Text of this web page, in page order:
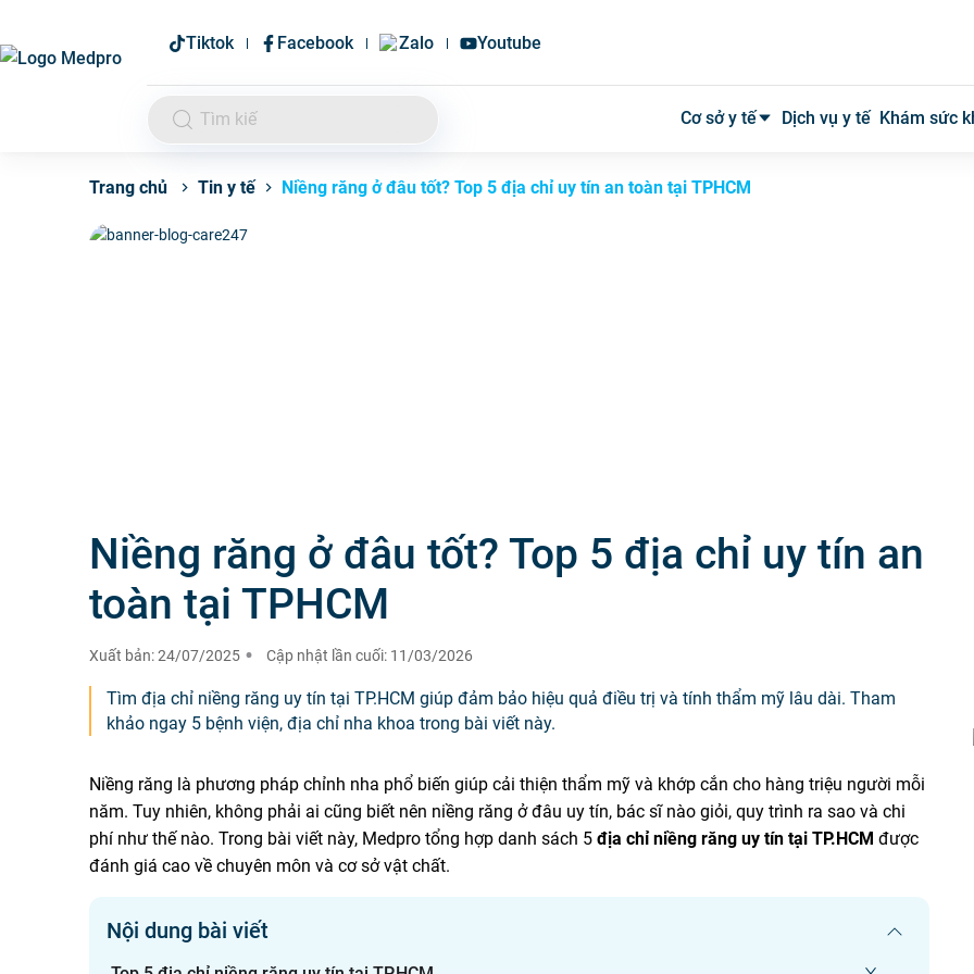
Tiktok Facebook Zalo Youtube
Cơ sở y tế Dịch vụ y tế Khám sức
Trang chủ Tin y tế Niềng răng ở đâu tốt? Top 5 địa chỉ uy tín an toàn tại TPHCM
Niềng răng ở đâu tốt? Top 5 địa chỉ uy tín an
toàn tại TPHCM
Xuất bản:24/07/2025 Cập nhật lần cuối: 11/03/2026
Tìm địa chỉ niềng răng uy tín tại TP.HCM giúp đảm bảo hiệu quả điều trị và tính thẩm mỹ lâu dài. Tham
khảo ngay 5 bệnh viện, địa chỉ nha khoa trong bài viết này.
Niềng răng là phương pháp chỉnh nha phổ biến giúp cải thiện thẩm mỹ và khớp cắn cho hàng triệu người mỗi
năm. Tuy nhiên, không phải ai cũng biết nên niềng răng ở đâu uy tín, bác sĩ nào giỏi, quy trình ra sao và chi
phí như thế nào. Trong bài viết này, Medpro tổng hợp danh sách 5 địa chỉ niềng răng uy tín tại TP.HCM được
đánh giá cao về chuyên môn và cơ sở vật chất.
Nội dung bài viết